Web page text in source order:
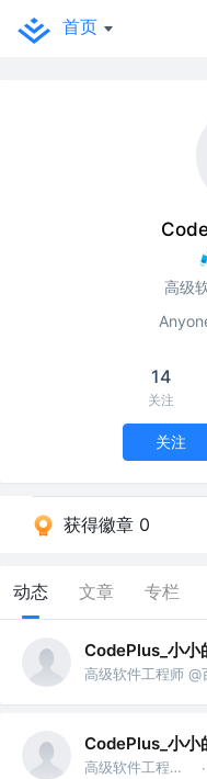
首页
高级
14
关注
关注
获得徽章 0
动态 文章 专栏
CodePlus_小小
高级软件工程师 @
CodePlus_小小
高级软件工程师 @百度 ·